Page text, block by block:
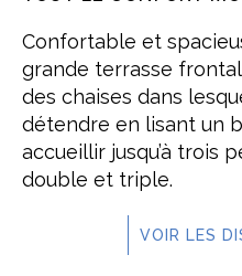
Confortable et
grande terrasse
des chaises dans
détendre en lisant un
accueillir jusqu’à trois
double et triple.
VOIR LES